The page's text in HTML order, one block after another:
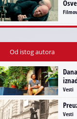
Od istog autora
Vesti
Vesti